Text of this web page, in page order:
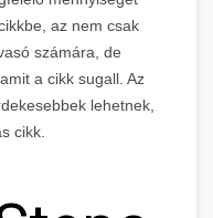
az nem csak
számára, de
a cikk sugall. Az
lehetnek,
cikk.